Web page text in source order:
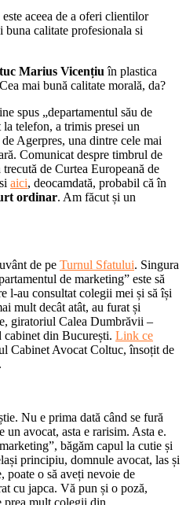
aceea de a oferi clientilor
calitate profesionala si
Marius Vicențiu în plastica
mai bună calitate morală, da?
spus „departamentul său de
telefon, a trimis presei un
Agerpres, una dintre cele mai
Comunicat despre timbrul de
de Curtea Europeană de
aici, deocamdată, probabil că în
ordinar. Am făcut și un
de pe Turnul Sfatului. Singura
de marketing” este să
l-au consultat colegii mei și să își
mult decât atât, au furat și
giratoriul Calea Dumbrăvii –
din București. Link ce
Cabinet Avocat Coltuc, însoțit de
Nu e prima dată când se fură
un avocat, asta e rarisim. Asta e.
băgăm capul la cutie și
principiu, domnule avocat, las și
poate o să aveți nevoie de
cu japca. Vă pun și o poză,
prea mult colegii din